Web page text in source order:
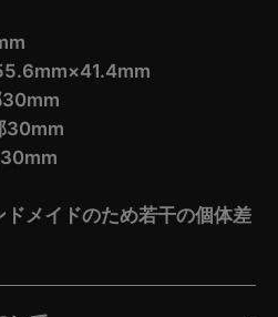
30mm
30mm
メイドのため若干の個体差